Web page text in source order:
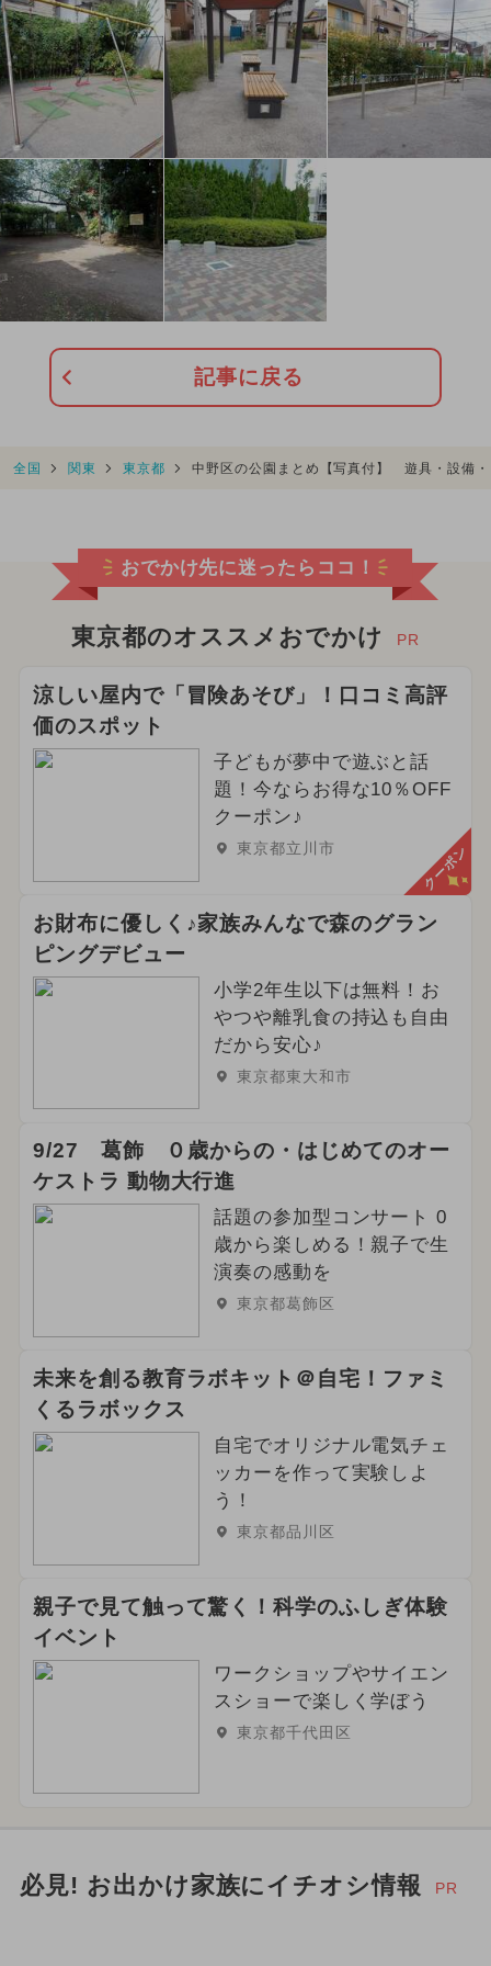
記事に戻る
全国 関東 東京都 中野区の公園まとめ【写真付】 遊具・設備
おでかけ先に迷ったらココ！
東京都のオススメおでかけ PR
涼しい屋内で「冒険あそび」！口コミ高評
価のスポット
子どもが夢中で遊ぶと話
題！今ならお得な10％OFF
クーポン♪
東京都立川市 クーポン
お財布に優しく♪家族みんなで森のグラン
ピングデビュー
小学2年生以下は無料！お
やつや離乳食の持込も自由
だから安心♪
東京都東大和市
9/27 葛飾 ０歳からの・はじめてのオー
ケストラ 動物大行進
話題の参加型コンサート 0
歳から楽しめる！親子で生
演奏の感動を
東京都葛飾区
未来を創る教育ラボキット＠自宅！ファミ
くるラボックス
自宅でオリジナル電気チェ
ッカーを作って実験しよ
う！
東京都品川区
親子で見て触って驚く！科学のふしぎ体験
イベント
ワークショップやサイエン
スショーで楽しく学ぼう
東京都千代田区
必見! お出かけ家族にイチオシ情報 PR